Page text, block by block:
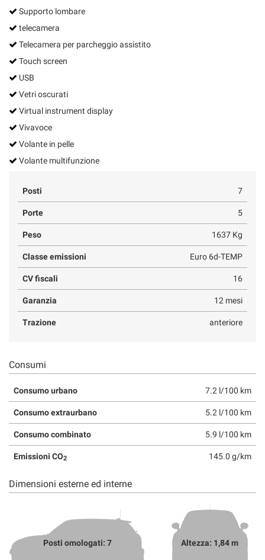
Supporto lombare
telecamera
Telecamera per parcheggio assistito
Touch screen
USB
Vetri oscurati
Virtual instrument display
Vivavoce
Volante in pelle
Volante multifunzione
Posti 7
Porte 5
Peso 1637 Kg
Classe emissioni Euro 6d-TEMP
CV fiscali 16
Garanzia 12 mesi
Trazione anteriore
Consumi
Consumo urbano 7.2 l/100 km
Consumo extraurbano 5.2 l/100 km
Consumo combinato 5.9 l/100 km
Emissioni CO2 145.0 g/km
Dimensioni esterne ed interne
Posti omologati: 7 Altezza: 1,84 m